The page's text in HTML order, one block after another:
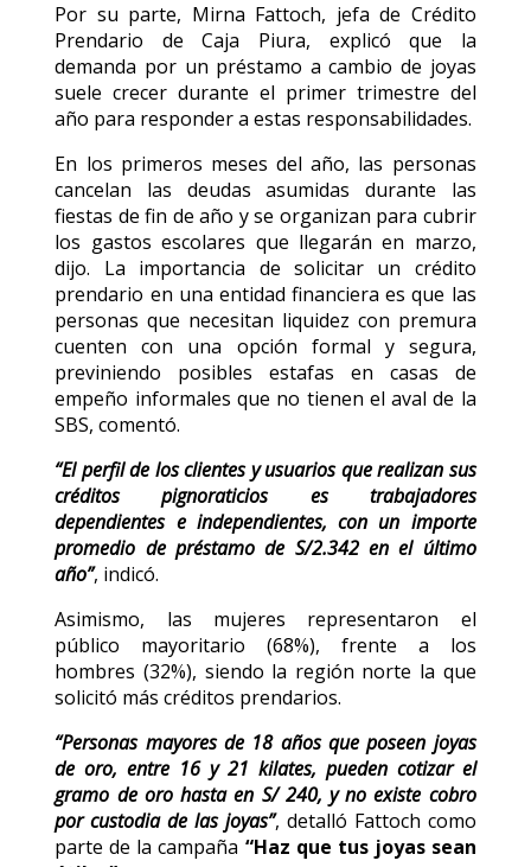
Por su parte, Mirna Fattoch, jefa de Crédito
Prendario de Caja Piura, explicó que la
demanda por un préstamo a cambio de joyas
suele crecer durante el primer trimestre del
año para responder a estas responsabilidades.
En los primeros meses del año, las personas
cancelan las deudas asumidas durante las
fiestas de fin de año y se organizan para cubrir
los gastos escolares que llegarán en marzo,
dijo. La importancia de solicitar un crédito
prendario en una entidad financiera es que las
personas que necesitan liquidez con premura
cuenten con una opción formal y segura,
previniendo posibles estafas en casas de
empeño informales que no tienen el aval de la
SBS, comentó.
“El perfil de los clientes y usuarios que realizan sus
créditos pignoraticios es trabajadores
dependientes e independientes, con un importe
promedio de préstamo de S/2.342 en el último
año”, indicó.
Asimismo, las mujeres representaron el
público mayoritario (68%), frente a los
hombres (32%), siendo la región norte la que
solicitó más créditos prendarios.
“Personas mayores de 18 años que poseen joyas
de oro, entre 16 y 21 kilates, pueden cotizar el
gramo de oro hasta en S/ 240, y no existe cobro
por custodia de las joyas”, detalló Fattoch como
parte de la campaña “Haz que tus joyas sean